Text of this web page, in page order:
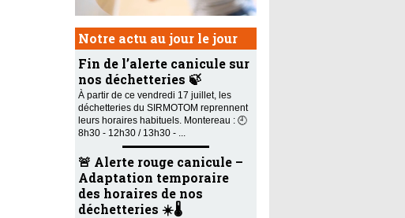
Notre actu au jour le jour
Fin de l’alerte canicule sur
nos déchetteries 🍃
À partir de ce vendredi 17 juillet, les
déchetteries du SIRMOTOM reprennent
leurs horaires habituels. Montereau : 🕘
8h30 - 12h30 / 13h30 - ...
🚨 Alerte rouge canicule –
Adaptation temporaire
des horaires de nos
déchetteries ☀️🌡️